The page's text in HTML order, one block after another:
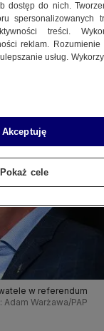
w referendum
Adam Warżawa/PAP
dostęp do nich.
spersonalizowanych
treści.
reklam.
usług.
Akceptuję
Pokaż cele